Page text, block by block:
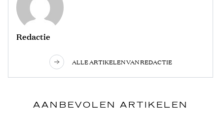
Redactie
ALLE ARTIKELEN VAN REDACTIE
AANBEVOLEN ARTIKELEN